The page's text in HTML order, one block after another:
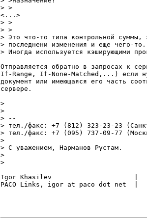
> >
<...>
> >
> >
> Это что-то типа контрольной
> последнени изменения и еще чего-то.
> Иногда используется кэширующими
Отправляется обратно в запросах к
If-Range, If-None-Matched,...) если
документ или имеющаяся его часть
сервере.
>
>
> --
> тел./факс: +7 (812) 323-23-23
> тел./факс: +7 (095) 737-09-77
>
> С уважением, Нарманов Рустам.
>
>
Igor Khasilev                     |
PACO Links, igor at paco dot net  |